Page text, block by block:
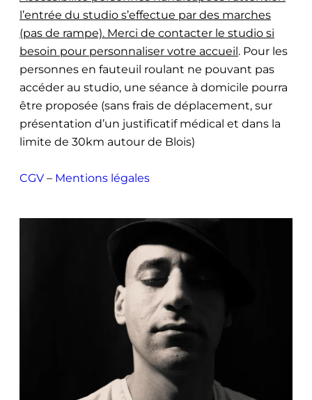
l’entrée du studio s’effectue par des marches
(pas de rampe). Merci de contacter le studio si
besoin pour personnaliser votre accueil. Pour les
personnes en fauteuil roulant ne pouvant pas
accéder au studio, une séance à domicile pourra
être proposée (sans frais de déplacement, sur
présentation d’un justificatif médical et dans la
limite de 30km autour de Blois)
CGV – Mentions légales